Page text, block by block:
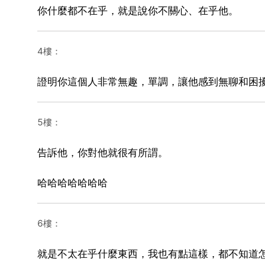
你什麼都不在乎，就是說你不關心、在乎他。
4樓：
證明你這個人非常無趣，單調，讓他感到無聊和困
5樓：
告訴他，你對他就很有所謂。
哈哈哈哈哈哈哈
6樓：
就是不太在乎什麼東西，我也有點這樣，都不知道